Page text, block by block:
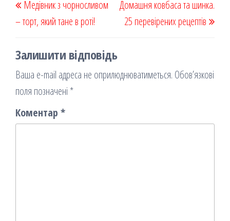
k on ис
записів
записМедівник з чорносливом
– торт, який тане в роті!
Домашня ковбаса та шинка.
25 перевірених рецептів
Залишити відповідь
Ваша e-mail адреса не оприлюднюватиметься. Обов’язкові
поля позначені *
Коментар *